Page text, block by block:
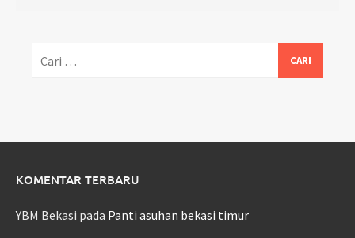
untuk:
KOMENTAR TERBARU
YBM Bekasi pada Panti asuhan bekasi timur